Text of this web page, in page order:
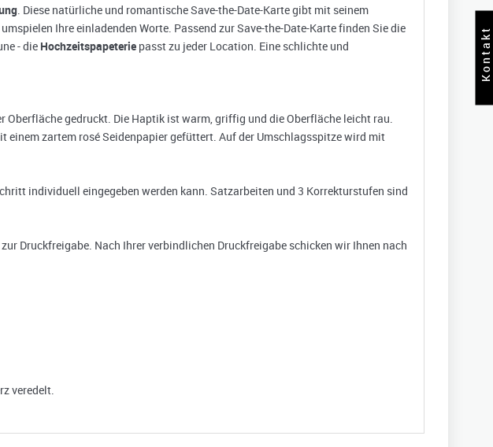
. Diese natürliche und romantische Save-the-Date-Karte gibt mit seinem
Ihre einladenden Worte. Passend zur Save-the-Date-Karte finden Sie die
- die Hochzeitspapeterie passt zu jeder Location. Eine schlichte und
gedruckt. Die Haptik ist warm, griffig und die Oberfläche leicht rau.
zartem rosé Seidenpapier gefüttert. Auf der Umschlagsspitze wird mit
individuell eingegeben werden kann. Satzarbeiten und 3 Korrekturstufen sind
Druckfreigabe. Nach Ihrer verbindlichen Druckfreigabe schicken wir Ihnen nach
veredelt.
Kontakt